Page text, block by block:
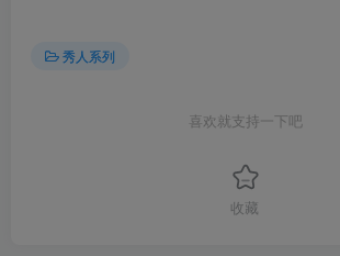
秀人系列
喜欢就支持一下吧
收藏